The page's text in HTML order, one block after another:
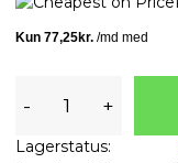
- +
Lagerstatus: